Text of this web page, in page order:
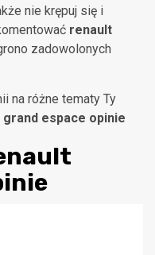
nie krępuj się i
renault
zadowolonych
na różne tematy Ty
espace opinie